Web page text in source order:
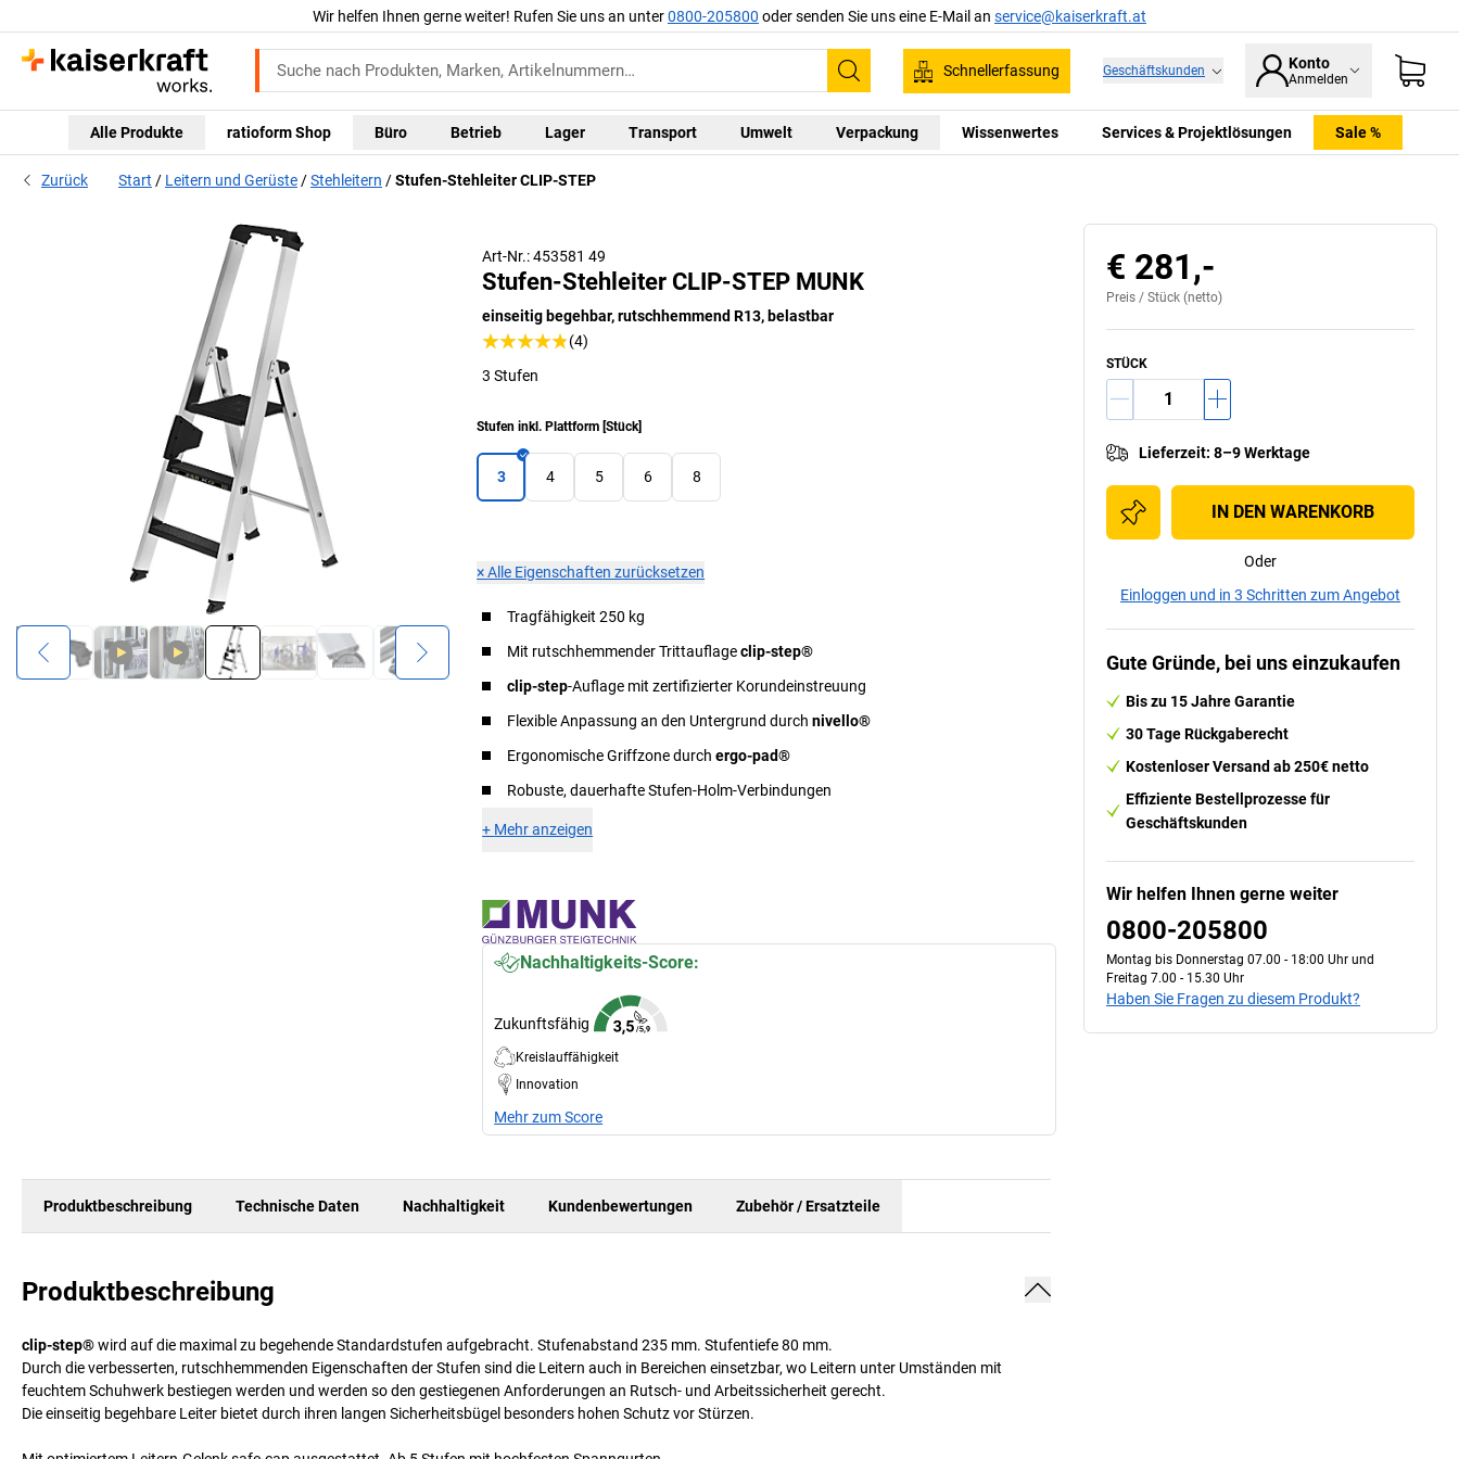
Wir helfen Ihnen gerne weiter! Rufen Sie uns an unter0800-205800 oder senden Sie uns eine E-Mail an service@kaiserkraft.at
Suchen
Schnellerfassung Geschäftskunden Konto
Anmelden
Alle Produkte ratioform Shop Büro Betrieb Lager Transport Umwelt Verpackung Wissenwertes Services & Projektlösungen Sale %
Zurück Start Leitern und Gerüste Stehleitern Stufen-Stehleiter CLIP-STEP
Art-Nr.: 453581 49
Stufen-Stehleiter CLIP-STEP MUNK
einseitig begehbar, rutschhemmend R13, belastbar
(4)
3 Stufen
Stufen inkl. Plattform [Stück]
3 4 5 6 8
×Alle Eigenschaften zurücksetzen
Tragfähigkeit 250 kg
Mit rutschhemmender Trittauflageclip-step®
clip-step-Auflage mit zertifizierter Korundeinstreuung
Flexible Anpassung an den Untergrund durchnivello®
Ergonomische Griffzone durchergo-pad®
Robuste, dauerhafte Stufen-Holm-Verbindungen
+ Mehr anzeigen
Nachhaltigkeits-Score:
Zukunftsfähig
Kreislauffähigkeit
Innovation
Mehr zum Score
Neigungstechnik
Produktbeschreibung Technische Daten Nachhaltigkeit Kundenbewertungen Zubehör / Ersatzteile
Produktbeschreibung
clip-step®wird auf die maximal zu begehende Standardstufen aufgebracht. Stufenabstand 235 mm. Stufentiefe 80 mm.
Durch die verbesserten, rutschhemmenden Eigenschaften der Stufen sind die Leitern auch in Bereichen einsetzbar, wo Leitern unter Umständen mit
feuchtem Schuhwerk bestiegen werden und werden so den gestiegenen Anforderungen an Rutsch- und Arbeitssicherheit gerecht.
Die einseitig begehbare Leiter bietet durch ihren langen Sicherheitsbügel besonders hohen Schutz vor Stürzen.
€ 281,-
Preis / Stück (netto)
STÜCK
Lieferzeit: 8–9 Werktage
IN DEN WARENKORB
Oder
Einloggen und in 3 Schritten zum Angebot
Gute Gründe, bei uns einzukaufen
Bis zu 15 Jahre Garantie
30 Tage Rückgaberecht
Kostenloser Versand ab 250€ netto
Effiziente Bestellprozesse für
Geschäftskunden
Wir helfen Ihnen gerne weiter
0800-205800
Montag bis Donnerstag 07.00 - 18:00 Uhr und
Freitag 7.00 - 15.30 Uhr
Haben Sie Fragen zu diesem Produkt?